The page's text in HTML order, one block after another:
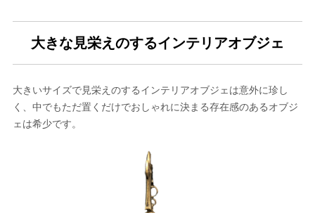
大きな見栄えのするインテリアオブジェ
大きいサイズで見栄えのするインテリアオブジェは意外に珍し
く、中でもただ置くだけでおしゃれに決まる存在感のあるオブジ
ェは希少です。